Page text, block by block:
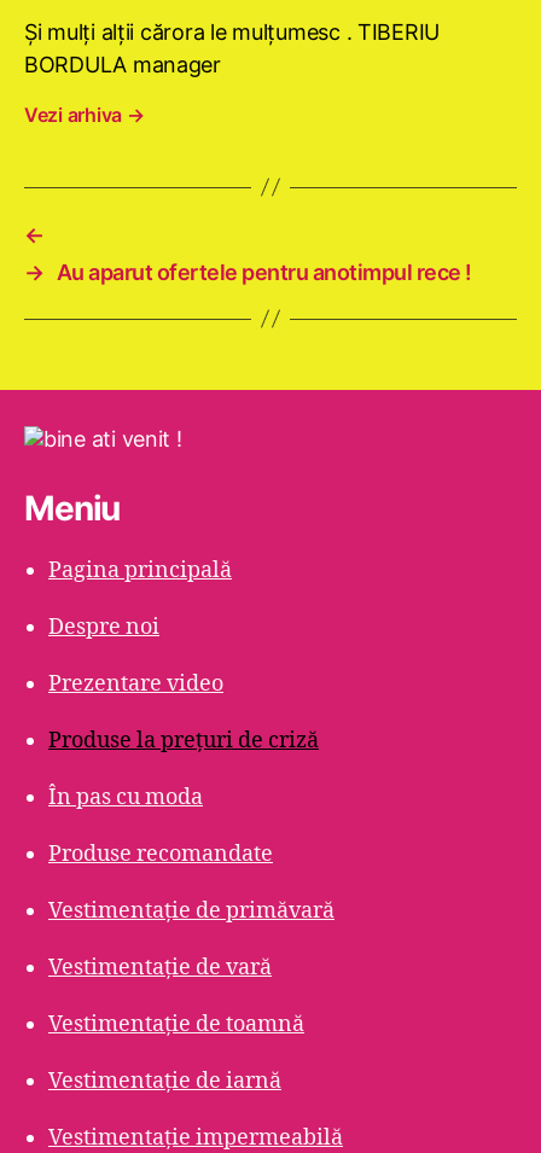
Şi mulţi alţii cărora le mulţumesc . TIBERIU
BORDULA manager
Vezi arhiva →
←
→ Au aparut ofertele pentru anotimpul rece !
Meniu
Pagina principală
Despre noi
Prezentare video
Produse la prețuri de criză
În pas cu moda
Produse recomandate
Vestimentație de primăvară
Vestimentație de vară
Vestimentație de toamnă
Vestimentație de iarnă
Vestimentație impermeabilă